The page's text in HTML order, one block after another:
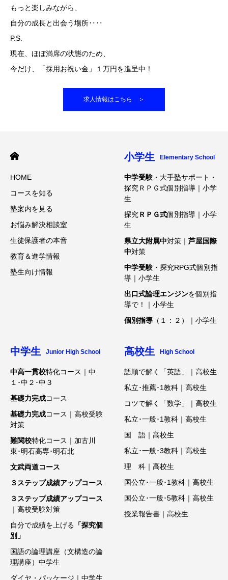
もっと楽しみながら、
自分の成長と出会う場所‥‥
P.S.
現在、ほぼ満席の状態のため、
今だけ、「採用お祝い金」１万円を進呈中！
求人情報はこちら ＞
HOME
コースを知る
塾案内を見る
お悩み解決相談室
生徒保護者の本音
教育＆進学情報
塾生向け情報
小学生 Elementary School
中学受験 ・大手塾サポート・
探究ＲＰＧ式個別指導｜小学
生
探究ＲＰＧ式個別指導｜小学
生
県立大附属中対策｜ 芦屋国際
中対策
中学受験 ・探究RPG式個別指
導｜小学生
出口式論理エンジンを個別指
導で！｜小学生
個別指導 （１：２）｜小学生
中学生 Junior High School
中高一貫校特化コース｜中
１･中２･中３
基礎力完成コース
基礎力完成コース｜高校受験
対策
難関校特化コース｜加古川
東･明石高専･明石北
文武両道コース
３ステップ成績アップコース
３ステップ成績アップコース
｜高校受験対策
自分で成績を上げる 「探究個
別」
国語の論理講座（文構造の論
理講座）中学生
ダイヤ・パッケージ｜中学生
高校生 High School
語順で解く「英語」｜高校生
私立･推薦･1教科｜高校生
コツで解く「数学」｜高校生
私立･一般･1教科｜高校生
国 語｜高校生
私立･一般･3教科｜高校生
理 科｜高校生
国公立･一般･1教科｜高校生
国公立･一般･5教科｜高校生
授業報告書｜高校生